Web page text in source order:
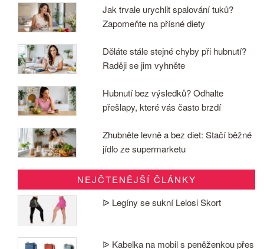
Jak trvale urychlit spalování tuků?
Zapomeňte na přísné diety
Děláte stále stejné chyby při hubnutí?
Raději se jim vyhněte
Hubnutí bez výsledků? Odhalte
přešlapy, které vás často brzdí
Zhubněte levně a bez diet: Stačí běžné
jídlo ze supermarketu
NEJČTENĚJŠÍ ČLÁNKY
ᐉ Legíny se sukní Lelosi Skort
ᐉ Kabelka na mobil s peněženkou přes